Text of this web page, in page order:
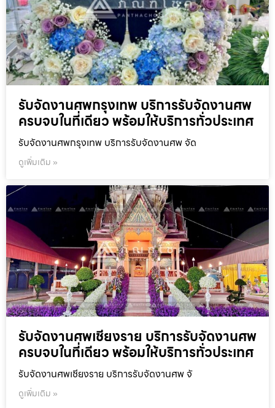
รับจัดงานศพกรุงเทพ บริการรับจัดงานศพ
ครบจบในที่เดียว พร้อมให้บริการทั่วประเทศ
รับจัดงานศพกรุงเทพ บริการรับจัดงานศพ จัด
ดูเพิ่มเติม »
รับจัดงานศพเชียงราย บริการรับจัดงานศพ
ครบจบในที่เดียว พร้อมให้บริการทั่วประเทศ
รับจัดงานศพเชียงราย บริการรับจัดงานศพ จั
ดูเพิ่มเติม »